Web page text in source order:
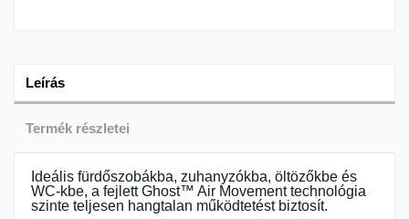
Leírás
Termék részletei
Ideális fürdőszobákba, zuhanyzókba, öltözőkbe és
WC-kbe, a fejlett Ghost™ Air Movement technológia
szinte teljesen hangtalan működtetést biztosít.